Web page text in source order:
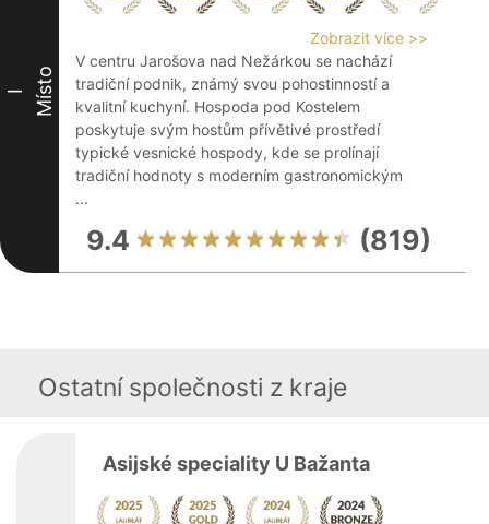
I Místo
Zobrazit více >>
V centru Jarošova nad Nežárkou se nachází
tradiční podnik, známý svou pohostinností a
kvalitní kuchyní. Hospoda pod Kostelem
poskytuje svým hostům přívětivé prostředí
typické vesnické hospody, kde se prolínají
tradiční hodnoty s moderním gastronomickým
...
9.4 (819)
Ostatní společnosti z kraje
Asijské speciality U Bažanta